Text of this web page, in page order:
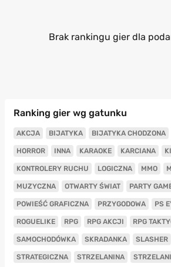
Brak rankingu gier dla
Ranking gier wg gatunku
AKCJA BIJATYKA BIJATYKA CHODZONA
HORROR INNA KARAOKE KARCIANA
KONTROLERY RUCHU LOGICZNA MMO
MUZYCZNA OTWARTY ŚWIAT PARTY
POWIEŚĆ GRAFICZNA PRZYGODOWA PS
ROGUELIKE RPG RPG AKCJI RPG
SAMOCHODÓWKA SKRADANKA SLASHER
STRATEGICZNA STRZELANINA